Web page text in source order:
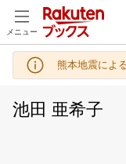
メニュー
熊本地震によ
池田 亜希子